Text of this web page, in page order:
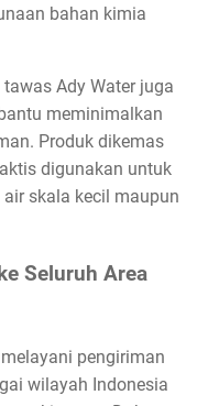
bahan kimia
Ady Water juga
meminimalkan
Produk dikemas
digunakan untuk
skala kecil maupun
Seluruh Area
pengiriman
wilayah Indonesia